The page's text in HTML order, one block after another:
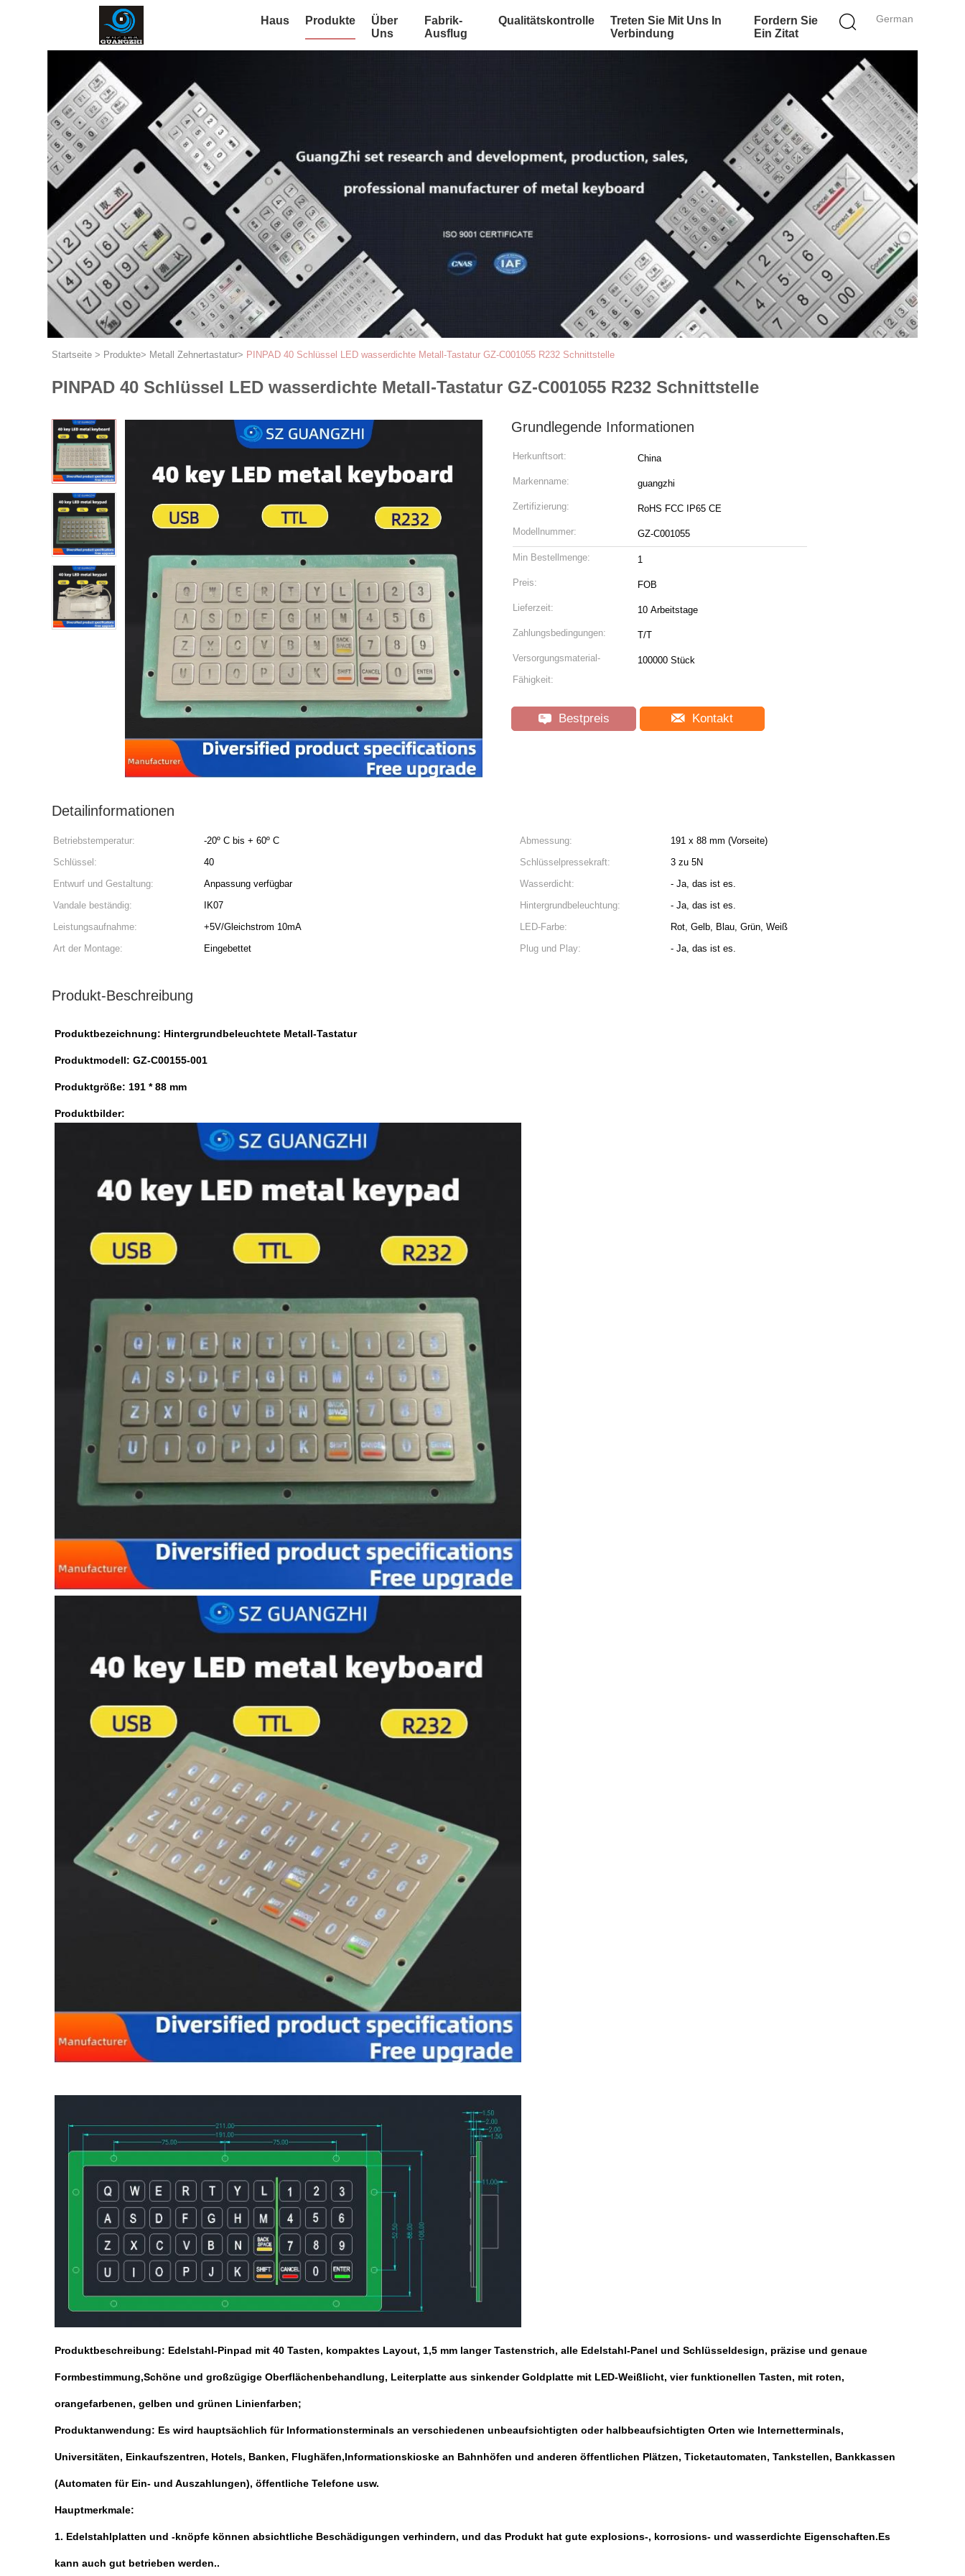
German
Haus Produkte
Über
Uns
Fabrik-
Ausflug
Qualitätskontrolle
Treten Sie Mit Uns In
Verbindung
Fordern Sie
Ein Zitat
Startseite > Produkte> Metall Zehnertastatur> PINPAD 40 Schlüssel LED wasserdichte Metall-Tastatur GZ-C001055 R232 Schnittstelle
PINPAD 40 Schlüssel LED wasserdichte Metall-Tastatur GZ-C001055 R232 Schnittstelle
Grundlegende Informationen
Herkunftsort: China
Markenname: guangzhi
Zertifizierung: RoHS FCC IP65 CE
Modellnummer: GZ-C001055
Min Bestellmenge: 1
Preis: FOB
Lieferzeit: 10 Arbeitstage
Zahlungsbedingungen: T/T
Versorgungsmaterial-
Fähigkeit:
100000 Stück
Bestpreis Kontakt
Detailinformationen
Betriebstemperatur: -20º C bis + 60º C Abmessung:
191 x 88 mm (Vorseite)
Schlüssel:
40 Schlüsselpressekraft:
3 zu 5N
Entwurf und Gestaltung:
Anpassung verfügbar Wasserdicht:
- Ja, das ist es.
Vandale beständig:
IK07 Hintergrundbeleuchtung:
- Ja, das ist es.
Leistungsaufnahme:
+5V/Gleichstrom 10mA LED-Farbe:
Rot, Gelb, Blau, Grün, Weiß
Art der Montage:
Eingebettet Plug und Play: - Ja, das ist es.
Produkt-Beschreibung
Produktbezeichnung: Hintergrundbeleuchtete Metall-Tastatur
Produktmodell: GZ-C00155-001
Produktgröße: 191 * 88 mm
Produktbilder:
Produktbeschreibung: Edelstahl-Pinpad mit 40 Tasten, kompaktes Layout, 1,5 mm langer Tastenstrich, alle Edelstahl-Panel und Schlüsseldesign, präzise und genaue
Formbestimmung,Schöne und großzügige Oberflächenbehandlung, Leiterplatte aus sinkender Goldplatte mit LED-Weißlicht, vier funktionellen Tasten, mit roten,
orangefarbenen, gelben und grünen Linienfarben;
Produktanwendung: Es wird hauptsächlich für Informationsterminals an verschiedenen unbeaufsichtigten oder halbbeaufsichtigten Orten wie Internetterminals,
Universitäten, Einkaufszentren, Hotels, Banken, Flughäfen,Informationskioske an Bahnhöfen und anderen öffentlichen Plätzen, Ticketautomaten, Tankstellen, Bankkassen
(Automaten für Ein- und Auszahlungen), öffentliche Telefone usw.
Hauptmerkmale:
1. Edelstahlplatten und -knöpfe können absichtliche Beschädigungen verhindern, und das Produkt hat gute explosions-, korrosions- und wasserdichte Eigenschaften.Es
kann auch gut betrieben werden..